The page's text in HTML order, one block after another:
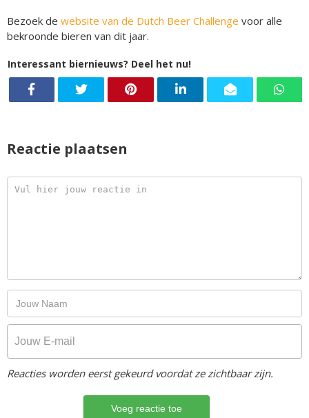
Bezoek de website van de Dutch Beer Challenge voor alle
bekroonde bieren van dit jaar.
Interessant biernieuws? Deel het nu!
Reactie plaatsen
Reacties worden eerst gekeurd voordat ze zichtbaar zijn.